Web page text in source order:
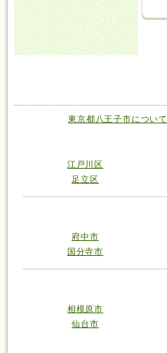
東京都八王子市について
江戸川区
足立区
府中市
国分寺市
相模原市
仙台市